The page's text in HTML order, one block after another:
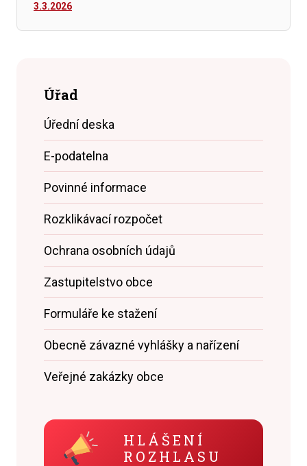
3.3.2026
Úřad
Úřední deska
E-podatelna
Povinné informace
Rozklikávací rozpočet
Ochrana osobních údajů
Zastupitelstvo obce
Formuláře ke stažení
Obecně závazné vyhlášky a nařízení
Veřejné zakázky obce
HLÁŠENÍ
ROZHLASU